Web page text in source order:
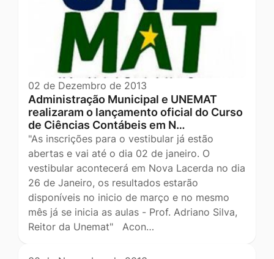
02 de Dezembro de 2013
Administração Municipal e UNEMAT
realizaram o lançamento oficial do Curso
de Ciências Contábeis em N…
"As inscrições para o vestibular já estão
abertas e vai até o dia 02 de janeiro. O
vestibular acontecerá em Nova Lacerda no dia
26 de Janeiro, os resultados estarão
disponíveis no inicio de março e no mesmo
mês já se inicia as aulas - Prof. Adriano Silva,
Reitor da Unemat" Acon…